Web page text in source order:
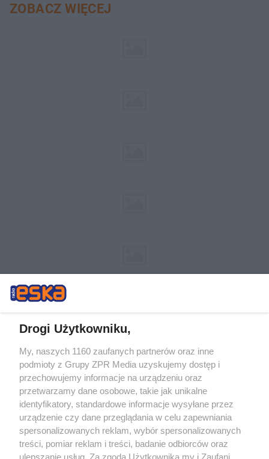
ZOBACZ WIĘCEJ
Żaden utwór zamieszczony w serwisie nie może być powielany i
rozpowszechniany lub dalej rozpowszechniany w jakikolwiek sposób (w
tym także elektroniczny lub mechaniczny) na jakimkolwiek polu
eksploatacji w jakiejkolwiek formie, włącznie z umieszczaniem w
Internecie bez pisemnej zgody właściciela praw. Jakiekolwiek użycie lub
wykorzystanie utworów w całości lub w części z naruszeniem prawa,
tzn. bez właściwej zgody, jest zabronione pod groźbą kary i może być
ścigane prawnie.
Drogi Użytkowniku,
My, naszych 1160 zaufanych partnerów oraz inne
podmioty z Grupy ZPR Media uzyskujemy dostęp i
przechowujemy informacje na urządzeniu oraz
przetwarzamy dane osobowe, takie jak unikalne
identyfikatory, standardowe informacje wysyłane przez
urządzenie czy dane przeglądania w celu zapewniania
spersonalizowanych reklam, wybór spersonalizowanych
treści, pomiar reklam i treści, badanie odbiorców oraz
ulepszanie usług. Za zgodą Użytkownika my i Zaufani